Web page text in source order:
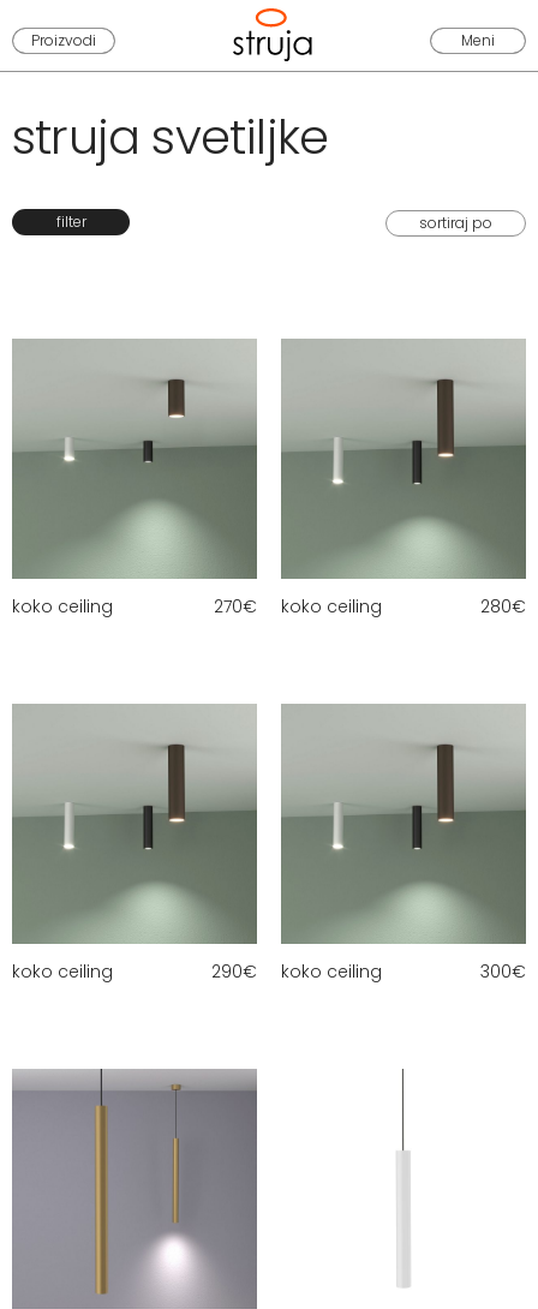
Proizvodi Meni
struja svetiljke
filter
koko ceiling 270€ koko ceiling 280€
koko ceiling 290€ koko ceiling 300€